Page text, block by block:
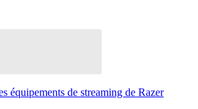
équipements de streaming de Razer